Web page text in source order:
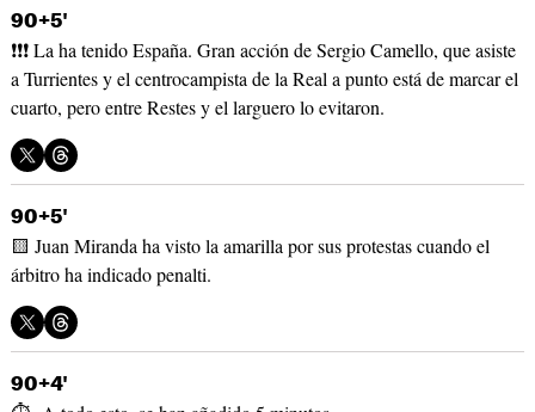
90+5'
❗❗❗ La ha tenido España. Gran acción de Sergio Camello, que asiste
a Turrientes y el centrocampista de la Real a punto está de marcar el
cuarto, pero entre Restes y el larguero lo evitaron.
90+5'
🟨 Juan Miranda ha visto la amarilla por sus protestas cuando el
árbitro ha indicado penalti.
90+4'